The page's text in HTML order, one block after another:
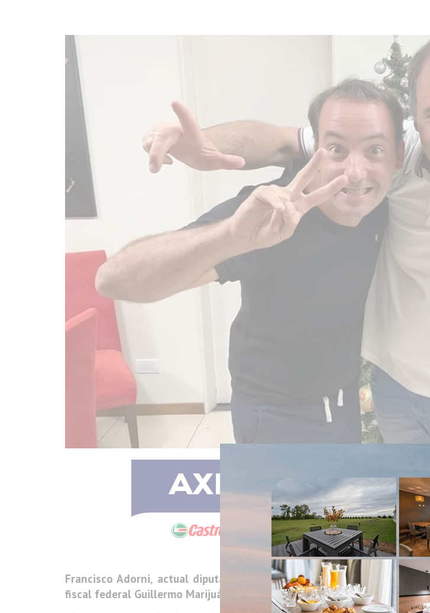
Francisco Adorni, actual diputado provincial y hermano del jefe de
fiscal federal Guillermo Marijuán, quien le abrió una investigación por